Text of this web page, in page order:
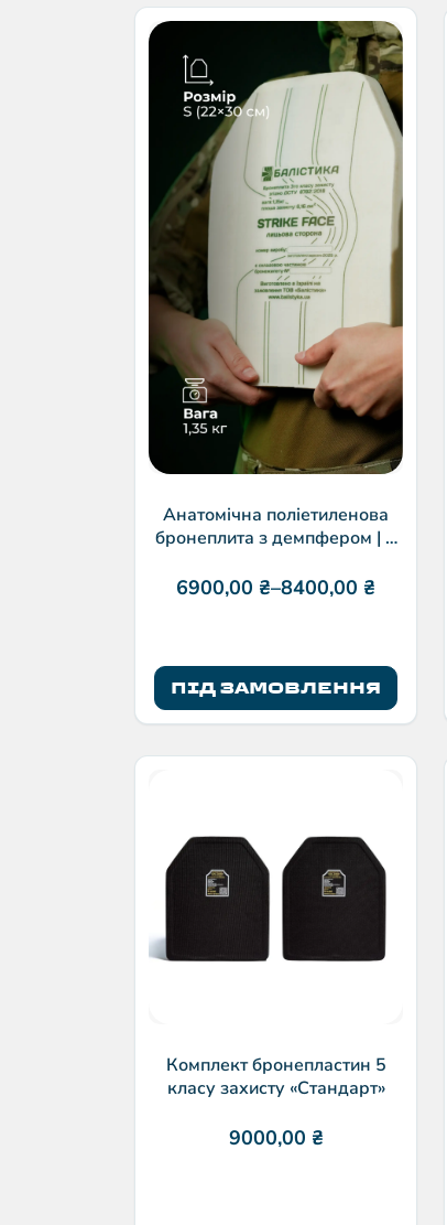
Анатомічна поліетиленова
бронеплита з демпфером | 3
Балістика
6900,00 ₴–8400,00 ₴
ПІД ЗАМОВЛЕННЯ
Комплект бронепластин 5
класу захисту «Стандарт»
9000,00 ₴